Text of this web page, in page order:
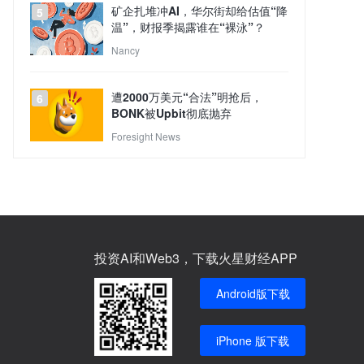
5
矿企扎堆冲AI，华尔街却给估值“降
温”，财报季揭露谁在“裸泳”？
Nancy
6
遭2000万美元“合法”明抢后，
BONK被Upbit彻底抛弃
Foresight News
投资AI和Web3，下载火星财经APP
Android版下载
iPhone 版下载